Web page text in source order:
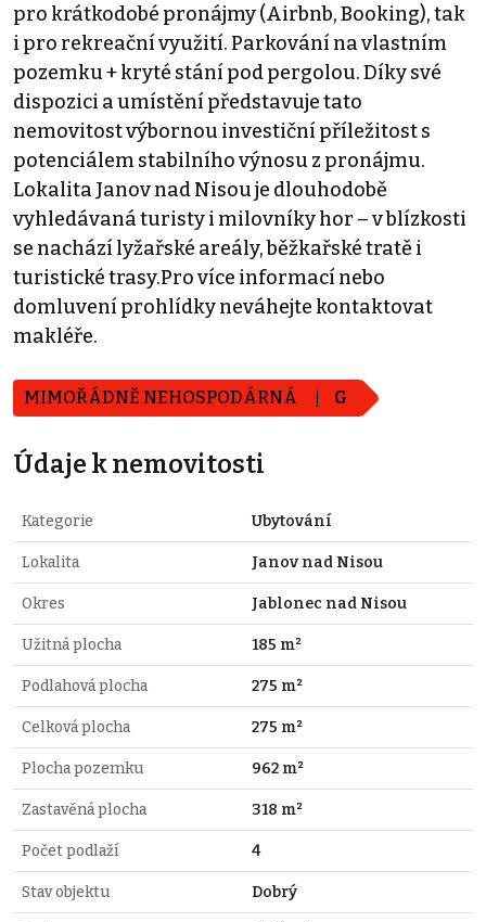
pro krátkodobé pronájmy (Airbnb, Booking), tak
i pro rekreační využití. Parkování na vlastním
pozemku + kryté stání pod pergolou. Díky své
dispozici a umístění představuje tato
nemovitost výbornou investiční příležitost s
potenciálem stabilního výnosu z pronájmu.
Lokalita Janov nad Nisou je dlouhodobě
vyhledávaná turisty i milovníky hor – v blízkosti
se nachází lyžařské areály, běžkařské tratě i
turistické trasy.Pro více informací nebo
domluvení prohlídky neváhejte kontaktovat
makléře.
MIMOŘÁDNĚ NEHOSPODÁRNÁ G
Údaje k nemovitosti
Kategorie Ubytování
Lokalita Janov nad Nisou
Okres Jablonec nad Nisou
Užitná plocha 185 m²
Podlahová plocha 275 m²
Celková plocha 275 m²
Plocha pozemku 962 m²
Zastavěná plocha 318 m²
Počet podlaží 4
Stav objektu Dobrý